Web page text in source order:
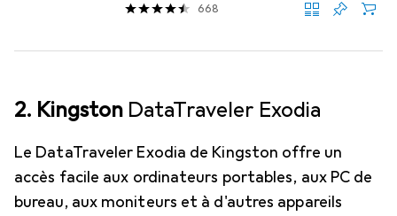
668
2. Kingston DataTraveler Exodia
Le DataTraveler Exodia de Kingston offre un
accès facile aux ordinateurs portables, aux PC de
bureau, aux moniteurs et à d'autres appareils